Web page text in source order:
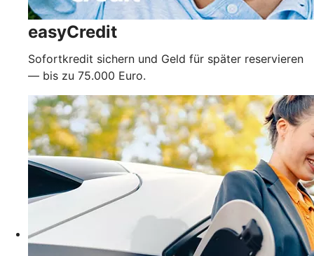
easyCredit
Sofortkredit sichern und Geld für später reservieren
— bis zu 75.000 Euro.